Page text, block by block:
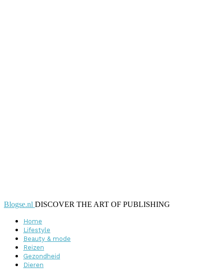
Blogse.nl DISCOVER THE ART OF PUBLISHING
Home
Lifestyle
Beauty & mode
Reizen
Gezondheid
Dieren